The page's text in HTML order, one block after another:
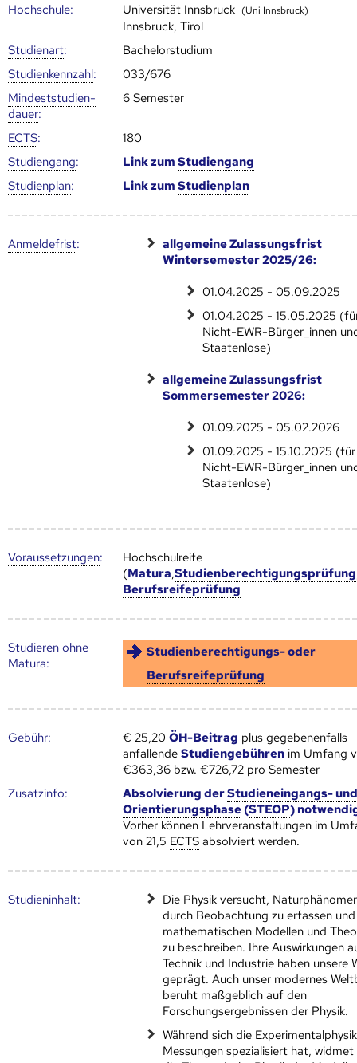
Hoch­schule: Universität Innsbruck (Uni Innsbruck)
Innsbruck, Tirol
Studienart:
Bachelorstudium
Studien­kenn­zahl:
033/676
Mindest­studien­
dauer:
6 Semester
ECTS:
180
Studien­gang: Link zumStudien­gang
Studien­plan: Link zumStudien­plan
Anmelde­frist:
allgemeine Zulassungsfrist
Wintersemester 2025/26:
01.04.2025 - 05.09.2025
01.04.2025 - 15.05.2025
Nicht-EWR-Bürger_innen
Staatenlose)
allgemeine Zulassungsfrist
Sommersemester 2026:
01.09.2025 - 05.02.2026
01.09.2025 - 15.10.2025 (für
Nicht-EWR-Bürger_innen
Staatenlose)
Voraus­setzungen:
Hochschulreife
(Matura,Studienberechtigungsprüfung
Berufsreifeprüfung
Studieren ohne
Matura:
Studienberechtigungs- oder
Berufsreifeprüfung
Gebühr: € 25,20ÖH-Beitrag plus gegebenenfalls
anfallendeStudiengebühren im Umfang
€363,36 bzw. €726,72 pro Semester
Zusatz­info:
Absolvierung derStudieneingangs-
Orientierungsphase (STEOP)
Vorher können Lehrveranstaltungen im
von 21,5 ECTS absolviert werden.
Studien­inhalt:
Die Physik versucht,
durch Beobachtung zu erfassen
mathematischen Modellen und
zu beschreiben. Ihre Auswirkungen
Technik und Industrie haben unsere
geprägt. Auch unser modernes
beruht maßgeblich auf den
Forschungsergebnissen der Physik.
Während sich die
Messungen spezialisiert hat, widmet